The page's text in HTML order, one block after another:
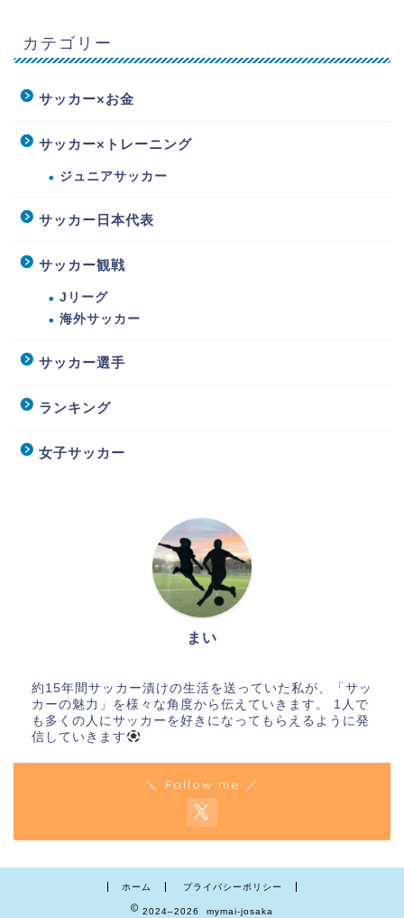
カテゴリー
サッカー×お金
サッカー×トレーニング
ジュニアサッカー
サッカー日本代表
サッカー観戦
Jリーグ
海外サッカー
サッカー選手
ランキング
女子サッカー
まい
約15年間サッカー漬けの生活を送っていた私が、「サッ
カーの魅力」を様々な角度から伝えていきます。 1人で
も多くの人にサッカーを好きになってもらえるように発
信していきます
＼ Follow me ／
ホーム プライバシーポリシー
2024–2026 mymai-josaka